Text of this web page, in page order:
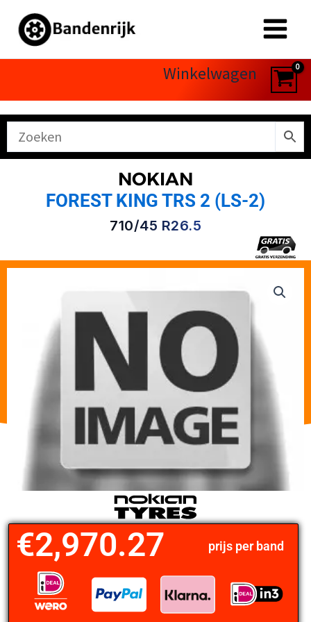
naar
Winkelwagen
NOKIAN
FOREST KING TRS 2 (LS-2)
710/45 R26.5
prijs per band
€2,970.27